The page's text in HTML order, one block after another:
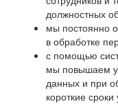
должностных
мы постоянно
в обработке
с помощью
мы повышаем
данных и при
короткие